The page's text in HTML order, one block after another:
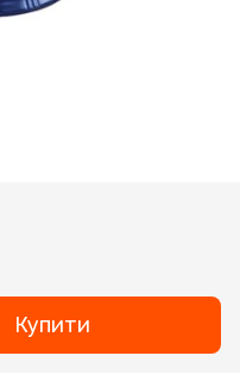
Купити